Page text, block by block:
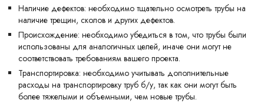
Наличие дефектов: необходимо тщательно осмотреть трубы на
наличие трещин, сколов и других дефектов.
Происхождение: необходимо убедиться в том, что трубы были
использованы для аналогичных целей, иначе они могут не
соответствовать требованиям вашего проекта.
Транспортировка: необходимо учитывать дополнительные
расходы на транспортировку труб б/у, так как они могут быть
более тяжелыми и объемными, чем новые трубы.